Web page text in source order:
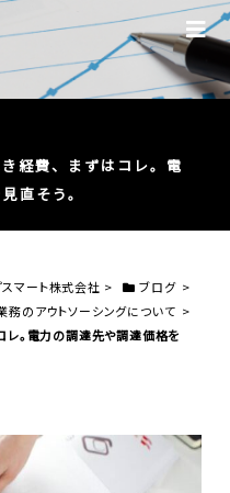
経費、まずはコレ。電
直そう。
スマート株式会社 > ブログ >
務のアウトソーシングについて >
レ。電力の調達先や調達価格を